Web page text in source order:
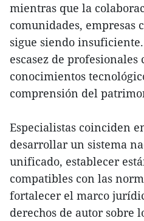
mientras que la
comunidades, empresas
sigue siendo
escasez de
conocimientos
comprensión del
Especialistas coinciden
desarrollar un sistema
unificado, establecer
compatibles con las
fortalecer el marco
derechos de autor sobre